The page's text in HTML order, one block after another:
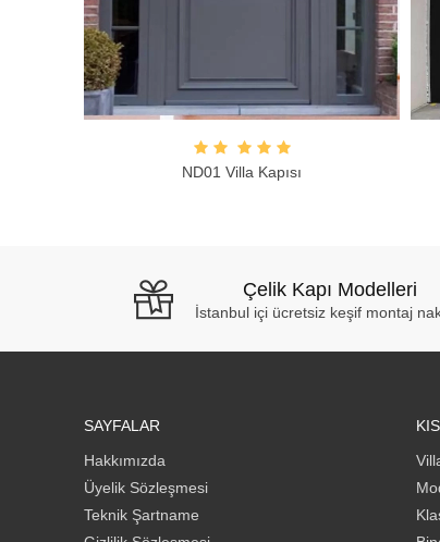
ND01 Villa Kapısı
Çelik Kapı Modelleri
İstanbul içi ücretsiz keşif montaj
SAYFALAR
Hakkımızda
Üyelik Sözleşmesi
Teknik Şartname